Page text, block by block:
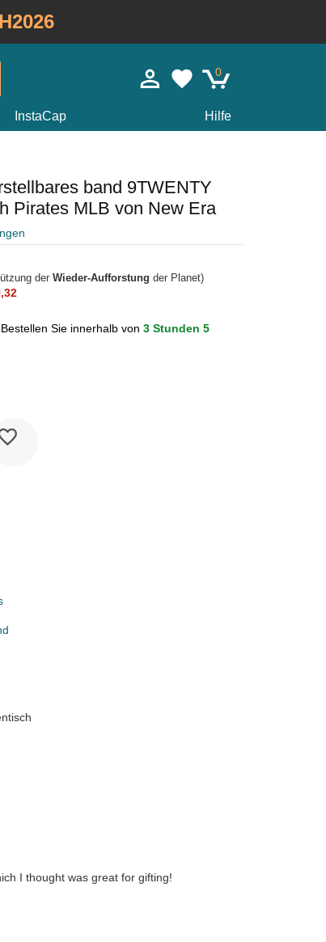
0
InstaCap Hilfe
band 9TWENTY
Pirates MLB von New Era
der Wieder-Aufforstung der Planet)
Bestellen Sie innerhalb von 3 Stunden 5
I thought was great for gifting!